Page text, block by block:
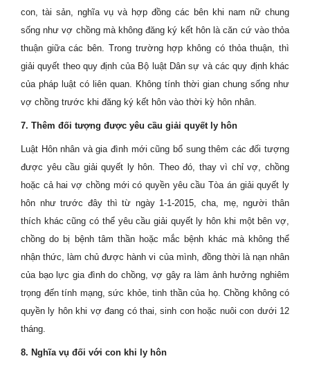
con, tài sản, nghĩa vụ và hợp đồng các bên khi nam nữ chung
sống như vợ chồng mà không đăng ký kết hôn là căn cứ vào thỏa
thuận giữa các bên. Trong trường hợp không có thỏa thuận, thì
giải quyết theo quy định của Bộ luật Dân sự và các quy định khác
của pháp luật có liên quan. Không tính thời gian chung sống như
vợ chồng trước khi đăng ký kết hôn vào thời kỳ hôn nhân.
7. Thêm đối tượng được yêu cầu giải quyết ly hôn
Luật Hôn nhân và gia đình mới cũng bổ sung thêm các đối tượng
được yêu cầu giải quyết ly hôn. Theo đó, thay vì chỉ vợ, chồng
hoặc cả hai vợ chồng mới có quyền yêu cầu Tòa án giải quyết ly
hôn như trước đây thì từ ngày 1-1-2015, cha, mẹ, người thân
thích khác cũng có thể yêu cầu giải quyết ly hôn khi một bên vợ,
chồng do bị bệnh tâm thần hoặc mắc bệnh khác mà không thể
nhận thức, làm chủ được hành vi của mình, đồng thời là nạn nhân
của bạo lực gia đình do chồng, vợ gây ra làm ảnh hưởng nghiêm
trọng đến tính mạng, sức khỏe, tinh thần của họ. Chồng không có
quyền ly hôn khi vợ đang có thai, sinh con hoặc nuôi con dưới 12
tháng.
8. Nghĩa vụ đối với con khi ly hôn